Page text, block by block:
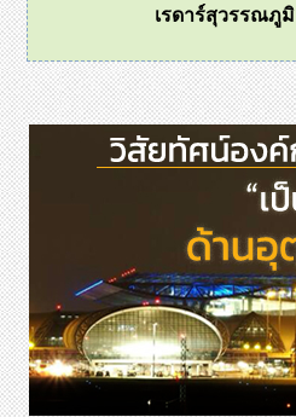
เรดาร์สุวรรณภูมิ